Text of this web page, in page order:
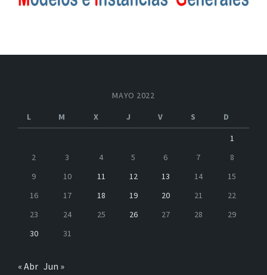
MAYO 2022
L
M X J V S
D
1
2
3 4 5 6 7
8
9
10 11 12 13 14
15
16
17 18 19 20 21
22
23
24 25 26 27 28
29
30
31
« Abr Jun »